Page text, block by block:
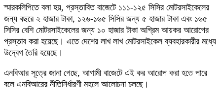
স্মারকলিপিতে বলা হয়, প্রস্তাবিত বাজেটে ১১১-১২৫ সিসির মোটরসাইকেলের
জন্য বছরে ২ হাজার টাকা, ১২৬-১৬৫ সিসির জন্য ৫ হাজার টাকা এবং ১৬৫
সিসির বেশি মোটরসাইকেলের জন্য ১০ হাজার টাকা অগ্রিম আয়কর আরোপের
প্রস্তাব করা হয়েছে। এতে দেশের লাখ লাখ মোটরসাইকেল ব্যবহারকারীর মধ্যে
উদ্বেগ তৈরি হয়েছে।
এনবিআর সূত্রে জানা গেছে, আগামী বাজেটে এই কর আরোপ করা হতে পারে
বলে এনবিআরের নীতিনির্ধারণী মহলে আলোচনা চলছে।